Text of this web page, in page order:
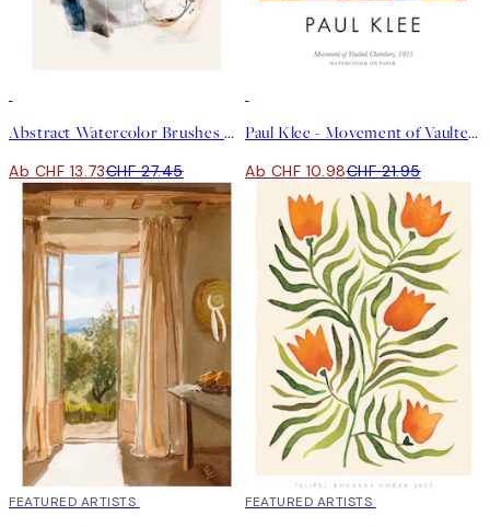
Abstract Watercolor Brushes No1 Poster
Ab CHF 13.73CHF 27.45
Paul Klee - Movement of Vaulted Chambers Poster
Ab CHF 10.98CHF 21.95
40%*
FEATURED ARTISTS 40%*
FEATURED ARTISTS